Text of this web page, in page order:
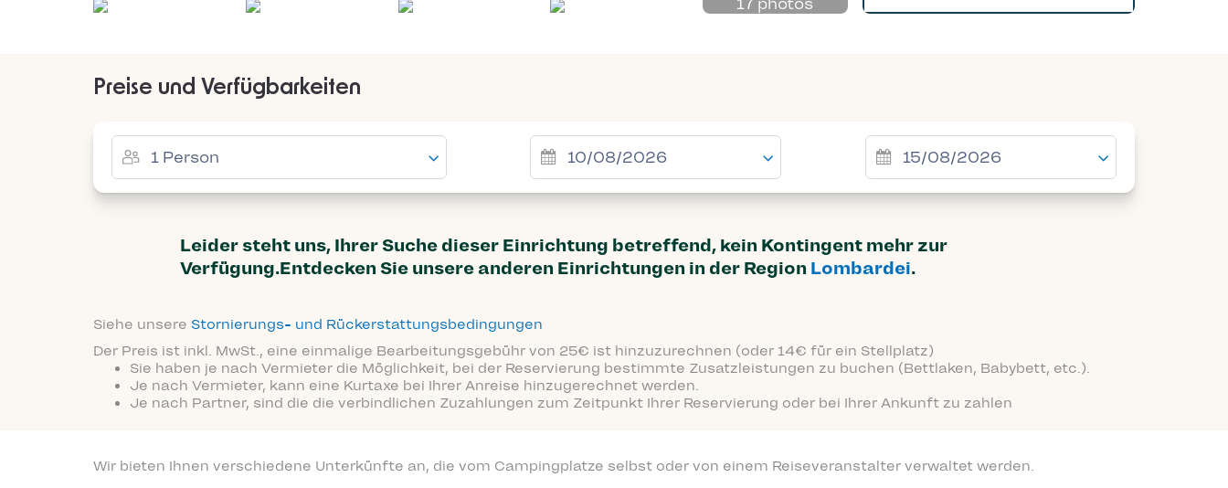
17 photos
Preise und Verfügbarkeiten
Leider steht uns, Ihrer Suche dieser Einrichtung betreffend, kein Kontingent mehr zur
Verfügung.Entdecken Sie unsere anderen Einrichtungen in der Region Lombardei.
Siehe unsere Stornierungs- und Rückerstattungsbedingungen
Der Preis ist inkl. MwSt., eine einmalige Bearbeitungsgebühr von 25€ ist hinzuzurechnen (oder 14€ für ein Stellplatz)
Sie haben je nach Vermieter die Möglichkeit, bei der Reservierung bestimmte Zusatzleistungen zu buchen (Bettlaken, Babybett, etc.).
Je nach Vermieter, kann eine Kurtaxe bei Ihrer Anreise hinzugerechnet werden.
Je nach Partner, sind die die verbindlichen Zuzahlungen zum Zeitpunkt Ihrer Reservierung oder bei Ihrer Ankunft zu zahlen
Wir bieten Ihnen verschiedene Unterkünfte an, die vom Campingplatze selbst oder von einem Reiseveranstalter verwaltet werden.